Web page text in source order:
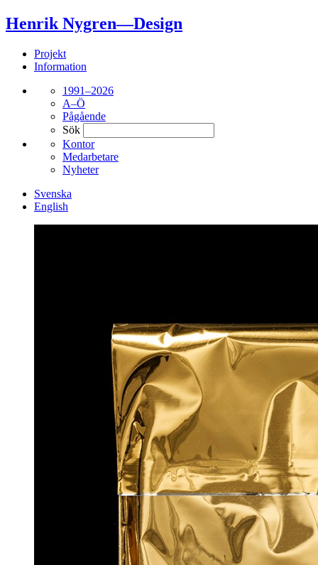
Henrik Nygren—Design
Projekt
Information
1991–2026
A–Ö
Pågående
Sök
Kontor
Medarbetare
Nyheter
Svenska
English